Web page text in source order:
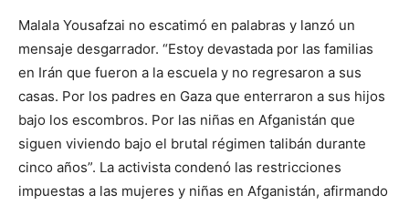
Malala Yousafzai no escatimó en palabras y lanzó un
mensaje desgarrador. “Estoy devastada por las familias
en Irán que fueron a la escuela y no regresaron a sus
casas. Por los padres en Gaza que enterraron a sus hijos
bajo los escombros. Por las niñas en Afganistán que
siguen viviendo bajo el brutal régimen talibán durante
cinco años”. La activista condenó las restricciones
impuestas a las mujeres y niñas en Afganistán, afirmando